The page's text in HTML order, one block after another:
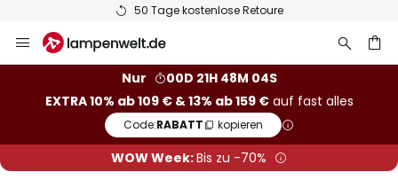
50 Tage kostenlose Retoure
Inhalt
Nur
00D 21H 48M 04S
EXTRA 10% ab 109 € & 13% ab 159 €auf fast alles
Code:RABATT kopieren
WOW Week:Bis zu -70%